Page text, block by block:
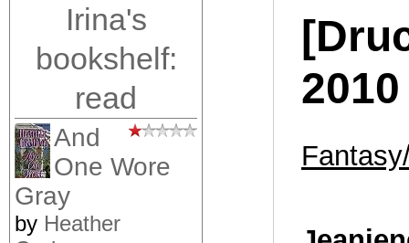
Irina's
bookshelf:
read
And
One Wore
Gray
by Heather
2010